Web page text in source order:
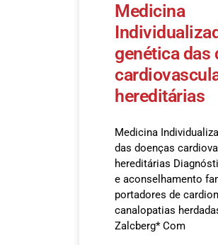
Medicina
genética das
hereditárias
Medicina
das doenças
hereditárias
e aconselhamento
portadores de
canalopatias
Zalcberg* Com